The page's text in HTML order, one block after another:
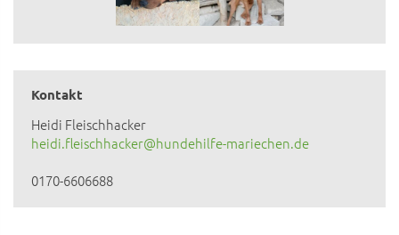
Kontakt
Heidi Fleischhacker
heidi.fleischhacker@hundehilfe-mariechen.de
0170-6606688